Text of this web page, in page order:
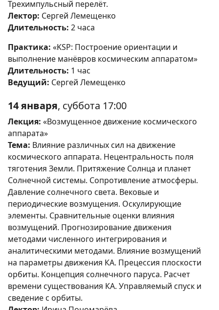
Трехимпульсный перелёт.
Лектор: Сергей Лемещенко
Длительность: 2 часа
Практика: «KSP: Построение ориентации и
выполнение манёвров космическим аппаратом»
Длительность: 1 час
Ведущий: Сергей Лемещенко
14 января, суббота 17:00
Лекция: «Возмущенное движение космического
аппарата»
Тема: Влияние различных сил на движение
космического аппарата. Нецентральность поля
тяготения Земли. Притяжение Солнца и планет
Солнечной системы. Сопротивление атмосферы.
Давление солнечного света. Вековые и
периодические возмущения. Оскулирующие
элементы. Сравнительные оценки влияния
возмущений. Прогнозирование движения
методами численного интегрирования и
аналитическими методами. Влияние возмущений
на параметры движения КА. Прецессия плоскости
орбиты. Концепция солнечного паруса. Расчет
времени существования КА. Управляемый спуск и
сведение с орбиты.